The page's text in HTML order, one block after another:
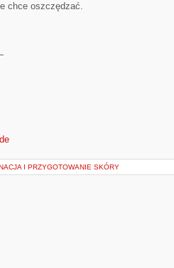
chce oszczędzać.
I PRZYGOTOWANIE SKÓRY